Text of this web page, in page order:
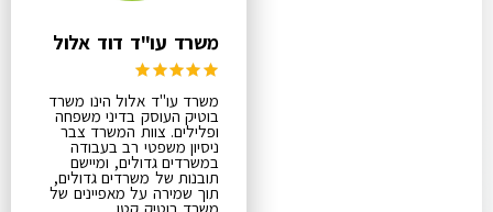
משרד עו"ד דוד אלול
משרד עו"ד אלול הינו משרד
בוטיק העוסק בדיני משפחה
ופלילים. צוות המשרד צבר
ניסיון משפטי רב בעבודה
במשרדים גדולים, ומיישם
תובנות של משרדים גדולים,
תוך שמירה על מאפיינים של